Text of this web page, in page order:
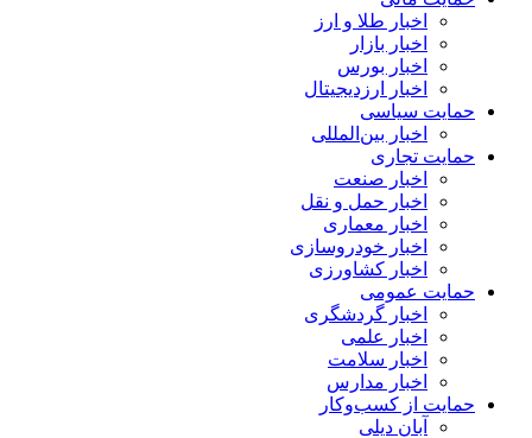
اخبار طلا و ارز
اخبار بازار
اخبار بورس
اخبار ارزدیجیتال
حمایت سیاسی
اخبار بین‌المللی
حمایت تجاری
اخبار صنعت
اخبار حمل و نقل
اخبار معماری
اخبار خودروسازی
اخبار کشاورزی
حمایت عمومی
اخبار گردشگری
اخبار علمی
اخبار سلامت
اخبار مدارس
حمایت از کسب‌وکار
آبان دیلی